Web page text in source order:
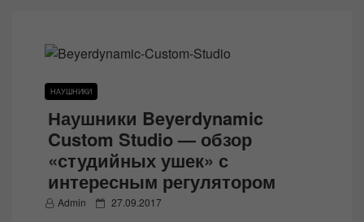
НАУШНИКИ
Наушники Beyerdynamic
Custom Studio — обзор
«студийных ушек» с
интересным регулятором
Admin
P 27.09.2017